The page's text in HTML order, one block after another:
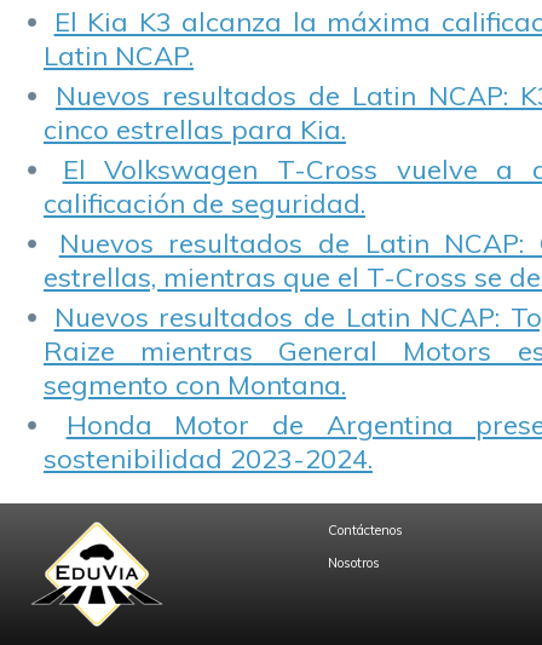
El Kia K3 alcanza la máxima
Latin NCAP.
Nuevos resultados de Latin NCAP:
cinco estrellas para Kia.
El Volkswagen T-Cross vuelve a
calificación de seguridad.
Nuevos resultados de Latin NCAP:
estrellas, mientras que el T-Cross se
Nuevos resultados de Latin NCAP:
Raize mientras General Motors
segmento con Montana.
Honda Motor de Argentina
sostenibilidad 2023-2024.
Contáctenos
Nosotros